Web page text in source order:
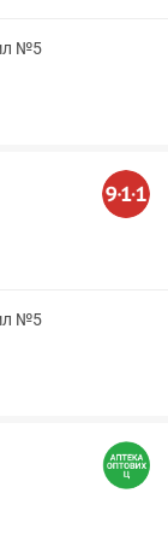
№5
№5